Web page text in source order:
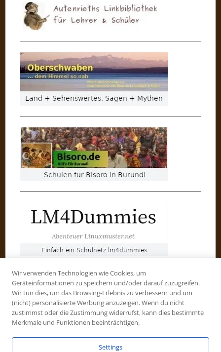
Wir verwenden Technologien wie Cookies, um
Geräteinformationen zu speichern und/oder darauf zuzugreifen.
Wir tun dies, um das Browsing-Erlebnis zu verbessern und um
(nicht) personalisierte Werbung anzuzeigen. Wenn du nicht
zustimmst oder die Zustimmung widerrufst, kann dies bestimmte
Merkmale und Funktionen beeinträchtigen.
Settings